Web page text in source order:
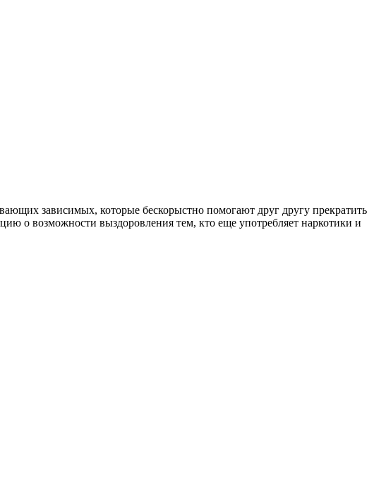
зависимых, которые бескорыстно помогают друг другу прекратить
о возможности выздоровления тем, кто еще употребляет наркотики и